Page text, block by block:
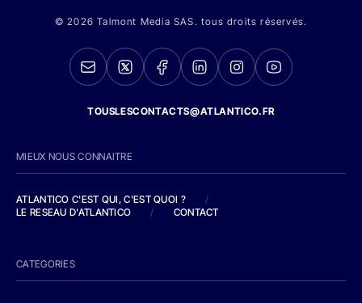
© 2026 Talmont Media SAS. tous droits réservés.
TOUSLESCONTACTS@ATLANTICO.FR
MIEUX NOUS CONNAITRE
ATLANTICO C'EST QUI, C'EST QUOI ?
/
LE RESEAU D'ATLANTICO
/ CONTACT
CATEGORIES